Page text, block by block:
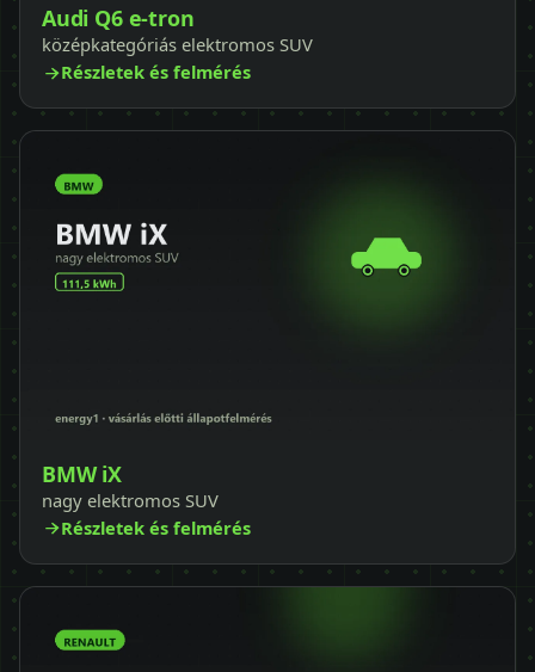
Audi Q6 e-tron
középkategóriás elektromos SUV
Részletek és felmérés
BMW iX
nagy elektromos SUV
Részletek és felmérés